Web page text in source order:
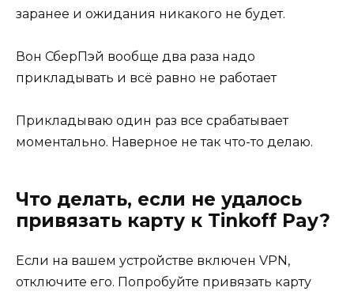
заранее и ожидания никакого не будет.
Вон СберПэй вообще два раза надо
прикладывать и всё равно не работает
Прикладываю один раз все срабатывает
моментально. Наверное не так что-то делаю.
Что делать, если не удалось
привязать карту к Tinkoff Pay?
Если на вашем устройстве включен VPN,
отключите его. Попробуйте привязать карту